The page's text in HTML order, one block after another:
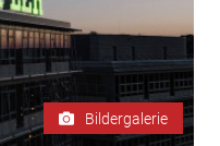
Bildergalerie